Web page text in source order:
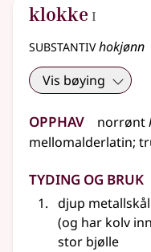
klokke 1
I
substantivhokjønn
Vis bøying
Opphav norrønt
mellomalderlatin;
Tyding og bruk
djup
(og har kolv
stor bjølle